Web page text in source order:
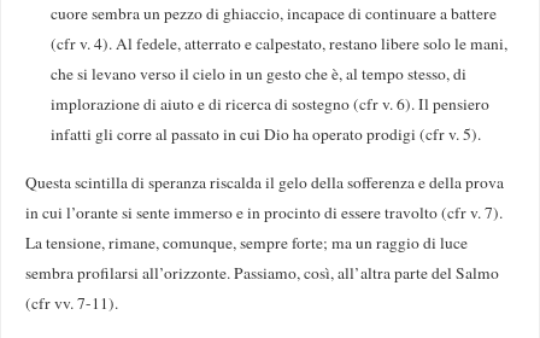
cuore sembra un pezzo di ghiaccio, incapace di continuare a battere
(cfr v. 4). Al fedele, atterrato e calpestato, restano libere solo le mani,
che si levano verso il cielo in un gesto che è, al tempo stesso, di
implorazione di aiuto e di ricerca di sostegno (cfr v. 6). Il pensiero
infatti gli corre al passato in cui Dio ha operato prodigi (cfr v. 5).
Questa scintilla di speranza riscalda il gelo della sofferenza e della prova
in cui l’orante si sente immerso e in procinto di essere travolto (cfr v. 7).
La tensione, rimane, comunque, sempre forte; ma un raggio di luce
sembra profilarsi all’orizzonte. Passiamo, così, all’altra parte del Salmo
(cfr vv. 7-11).